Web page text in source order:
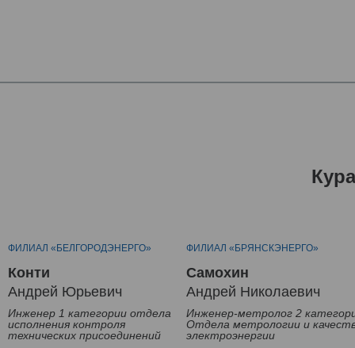
ФИЛИАЛ «БЕЛГОРОДЭНЕРГО»
Конти
Андрей Юрьевич
Инженер 1 категории отдела
исполнения контроля
технических присоединений
ФИЛИАЛ «БРЯНСКЭНЕРГО»
Самохин
Андрей Николаевич
Инженер-метролог 2
Отдела метрологии и
электроэнергии